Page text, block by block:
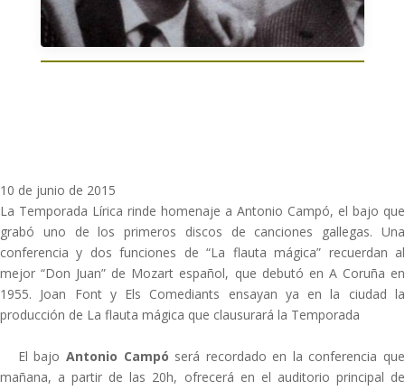
10 de junio de 2015
La Temporada Lírica rinde homenaje a Antonio Campó, el bajo que
grabó uno de los primeros discos de canciones gallegas. Una
conferencia y dos funciones de “La flauta mágica” recuerdan al
mejor “Don Juan” de Mozart español, que debutó en A Coruña en
1955. Joan Font y Els Comediants ensayan ya en la ciudad la
producción de La flauta mágica que clausurará la Temporada
El bajo Antonio Campó será recordado en la conferencia que
mañana, a partir de las 20h, ofrecerá en el auditorio principal de